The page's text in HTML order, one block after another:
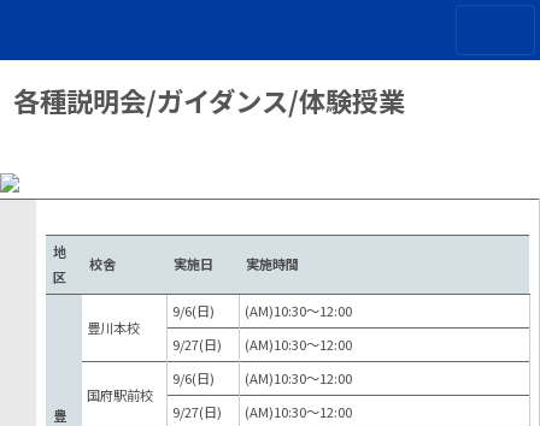
各種説明会/ガイダンス/体験授業
地
区
校舎 実施日 実施時間
豊
豊川本校
9/6(日)
(AM)10:30〜12:00
9/27(日)
(AM)10:30〜12:00
国府駅前校
9/6(日)
(AM)10:30〜12:00
9/27(日)
(AM)10:30〜12:00